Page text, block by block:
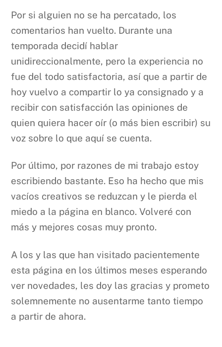
Por si alguien no se ha percatado, los
comentarios han vuelto. Durante una
temporada decidí hablar
unidireccionalmente, pero la experiencia no
fue del todo satisfactoria, así que a partir de
hoy vuelvo a compartir lo ya consignado y a
recibir con satisfacción las opiniones de
quien quiera hacer oír (o más bien escribir) su
voz sobre lo que aquí se cuenta.
Por último, por razones de mi trabajo estoy
escribiendo bastante. Eso ha hecho que mis
vacíos creativos se reduzcan y le pierda el
miedo a la página en blanco. Volveré con
más y mejores cosas muy pronto.
A los y las que han visitado pacientemente
esta página en los últimos meses esperando
ver novedades, les doy las gracias y prometo
solemnemente no ausentarme tanto tiempo
a partir de ahora.